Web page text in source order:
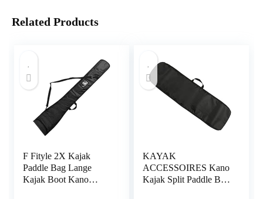
Related Products
F Fityle 2X Kajak
Paddle Bag Lange
Kajak Boot Kano
KAYAK
ACCESSOIRES Kano
Kajak Split Paddle Bag